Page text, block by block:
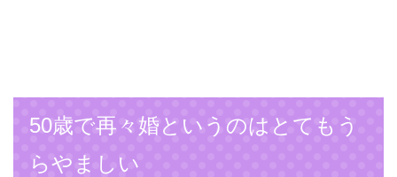
50歳で再々婚というのはとてもう
らやましい